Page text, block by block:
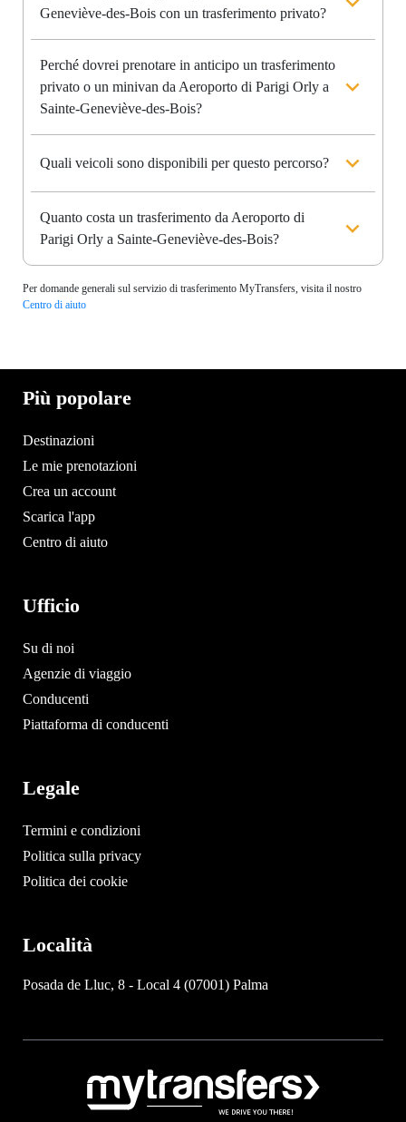
Geneviève-des-Bois con un trasferimento privato?
Perché dovrei prenotare in anticipo un trasferimento
privato o un minivan da Aeroporto di Parigi Orly a
Sainte-Geneviève-des-Bois?
Quali veicoli sono disponibili per questo percorso?
Quanto costa un trasferimento da Aeroporto di
Parigi Orly a Sainte-Geneviève-des-Bois?
Per domande generali sul servizio di trasferimento MyTransfers, visita il nostro
Centro di aiuto
Più popolare
Destinazioni
Le mie prenotazioni
Crea un account
Scarica l'app
Centro di aiuto
Ufficio
Su di noi
Agenzie di viaggio
Conducenti
Piattaforma di conducenti
Legale
Termini e condizioni
Politica sulla privacy
Politica dei cookie
Località
Posada de Lluc, 8 - Local 4 (07001) Palma